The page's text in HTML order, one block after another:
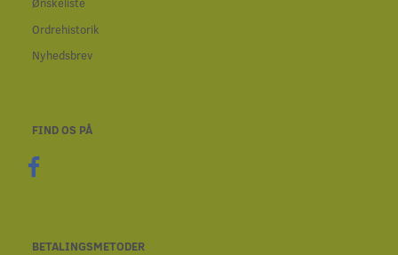
Ordrehistorik
Nyhedsbrev
FIND OS PÅ
BETALINGSMETODER